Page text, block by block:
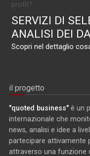
profit?
SERVIZI DI
ANALISI DEI
Scopri nel dettaglio
il progetto
"quoted business" è un
internazionale che
news, analisi e idee a
partecipare attivamente
attraverso una funzione